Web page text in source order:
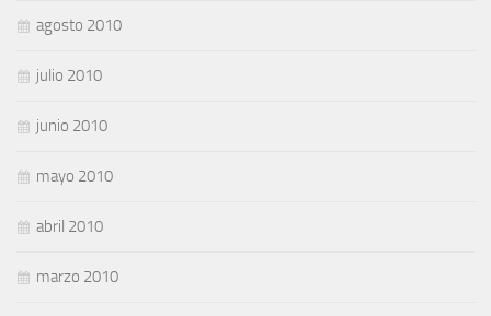
agosto 2010
julio 2010
junio 2010
mayo 2010
abril 2010
marzo 2010